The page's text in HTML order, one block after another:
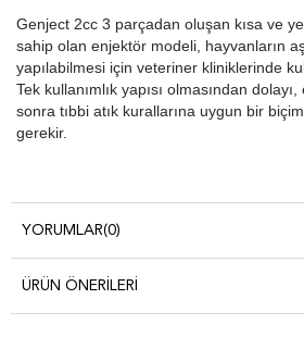
Genject 2cc 3 parçadan oluşan kısa ve
sahip olan enjektör modeli, hayvanların
yapılabilmesi için veteriner kliniklerinde
Tek kullanımlık yapısı olmasından
sonra tıbbi atık kurallarına uygun bir
gerekir.
YORUMLAR(0)
ÜRÜN ÖNERILERI